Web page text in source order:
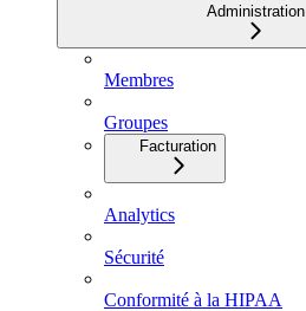
Administration
Membres
Groupes
Facturation
Analytics
Sécurité
Conformité à la HIPAA